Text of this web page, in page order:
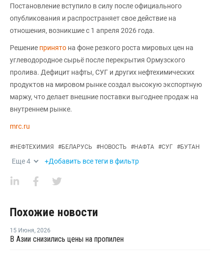
Постановление вступило в силу после официального
опубликования и распространяет свое действие на
отношения, возникшие с 1 апреля 2026 года.
Решение принято на фоне резкого роста мировых цен на
углеводородное сырьё после перекрытия Ормузского
пролива. Дефицит нафты, СУГ и других нефтехимических
продуктов на мировом рынке создал высокую экспортную
маржу, что делает внешние поставки выгоднее продаж на
внутреннем рынке.
mrc.ru
#НЕФТЕХИМИЯ #БЕЛАРУСЬ #НОВОСТЬ #НАФТА #СУГ #БУТАН
Еще4 +Добавить все теги в фильтр
Похожие новости
15 Июня, 2026
В Азии снизились цены на пропилен